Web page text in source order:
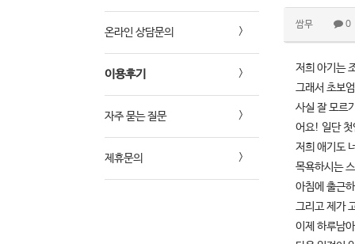
온라인 상담문의
이용후기
자주 묻는 질문
제휴문의
쌈무 0
저희 아기는
그래서 초보
사실 잘 모르
어요! 일단 첫
저희 애기도
목욕하시는
아침에 출근
그리고 제가
이제 하루남